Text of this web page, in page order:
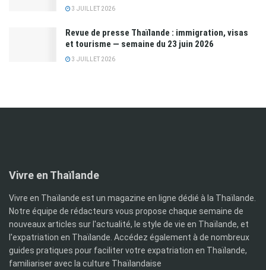
3 JUILLET 2026
Revue de presse Thaïlande : immigration, visas
et tourisme — semaine du 23 juin 2026
3 JUILLET 2026
Vivre en Thaïlande
Vivre en Thaïlande est un magazine en ligne dédié à la Thaïlande.
Notre équipe de rédacteurs vous propose chaque semaine de
nouveaux articles sur l'actualité, le style de vie en Thaïlande, et
l'expatriation en Thaïlande. Accédez également à de nombreux
guides pratiques pour faciliter votre expatriation en Thaïlande,
familiariser avec la culture Thaïlandaise